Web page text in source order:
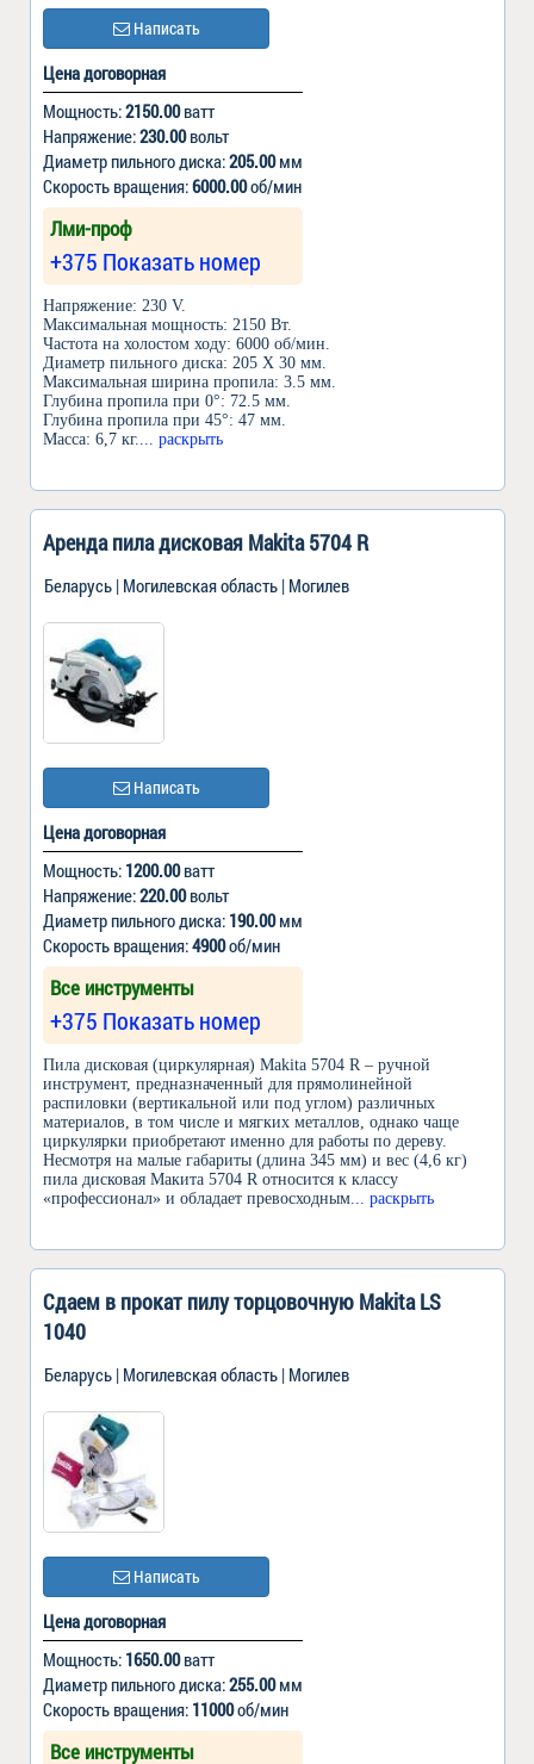
Написать
Цена договорная
Мощность:2150.00ватт
Напряжение:230.00вольт
Диаметр пильного диска:205.00мм
Скорость вращения:6000.00об/мин
Лми-проф
+375 Показать номер
Напряжение: 230 V.
Максимальная мощность: 2150 Вт.
Частота на холостом ходу: 6000 об/мин.
Диаметр пильного диска: 205 Х 30 мм.
Максимальная ширина пропила: 3.5 мм.
Глубина пропила при 0°: 72.5 мм.
Глубина пропила при 45°: 47 мм.
Масса: 6,7 кг.
... раскрыть
Аренда пила дисковая Makita 5704 R
Беларусь | Могилевская область | Могилев
Написать
Цена договорная
Мощность: 1200.00ватт
Напряжение:220.00вольт
Диаметр пильного диска: 190.00мм
Скорость вращения:4900об/мин
Все инструменты
+375 Показать номер
Пила дисковая (циркулярная) Makita 5704 R – ручной
инструмент, предназначенный для прямолинейной
распиловки (вертикальной или под углом) различных
материалов, в том числе и мягких металлов, однако чаще
циркулярки приобретают именно для работы по дереву.
Несмотря на малые габариты (длина 345 мм) и вес (4,6 кг)
пила дисковая Макита 5704 R относится к классу
«профессионал» и обладает превосходным ... раскрыть
Сдаем в прокат пилу торцовочную Makita LS
1040
Беларусь | Могилевская область | Могилев
Написать
Цена договорная
Мощность: 1650.00ватт
Диаметр пильного диска:255.00мм
Скорость вращения: 11000об/мин
Все инструменты